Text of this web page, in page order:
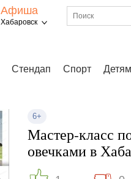
Афиша
Хабаровск
Стендап Спорт Детям
6+
Мастер-класс
овечками в